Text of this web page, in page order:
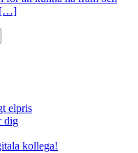
[…]
elpris
dig
kollega!